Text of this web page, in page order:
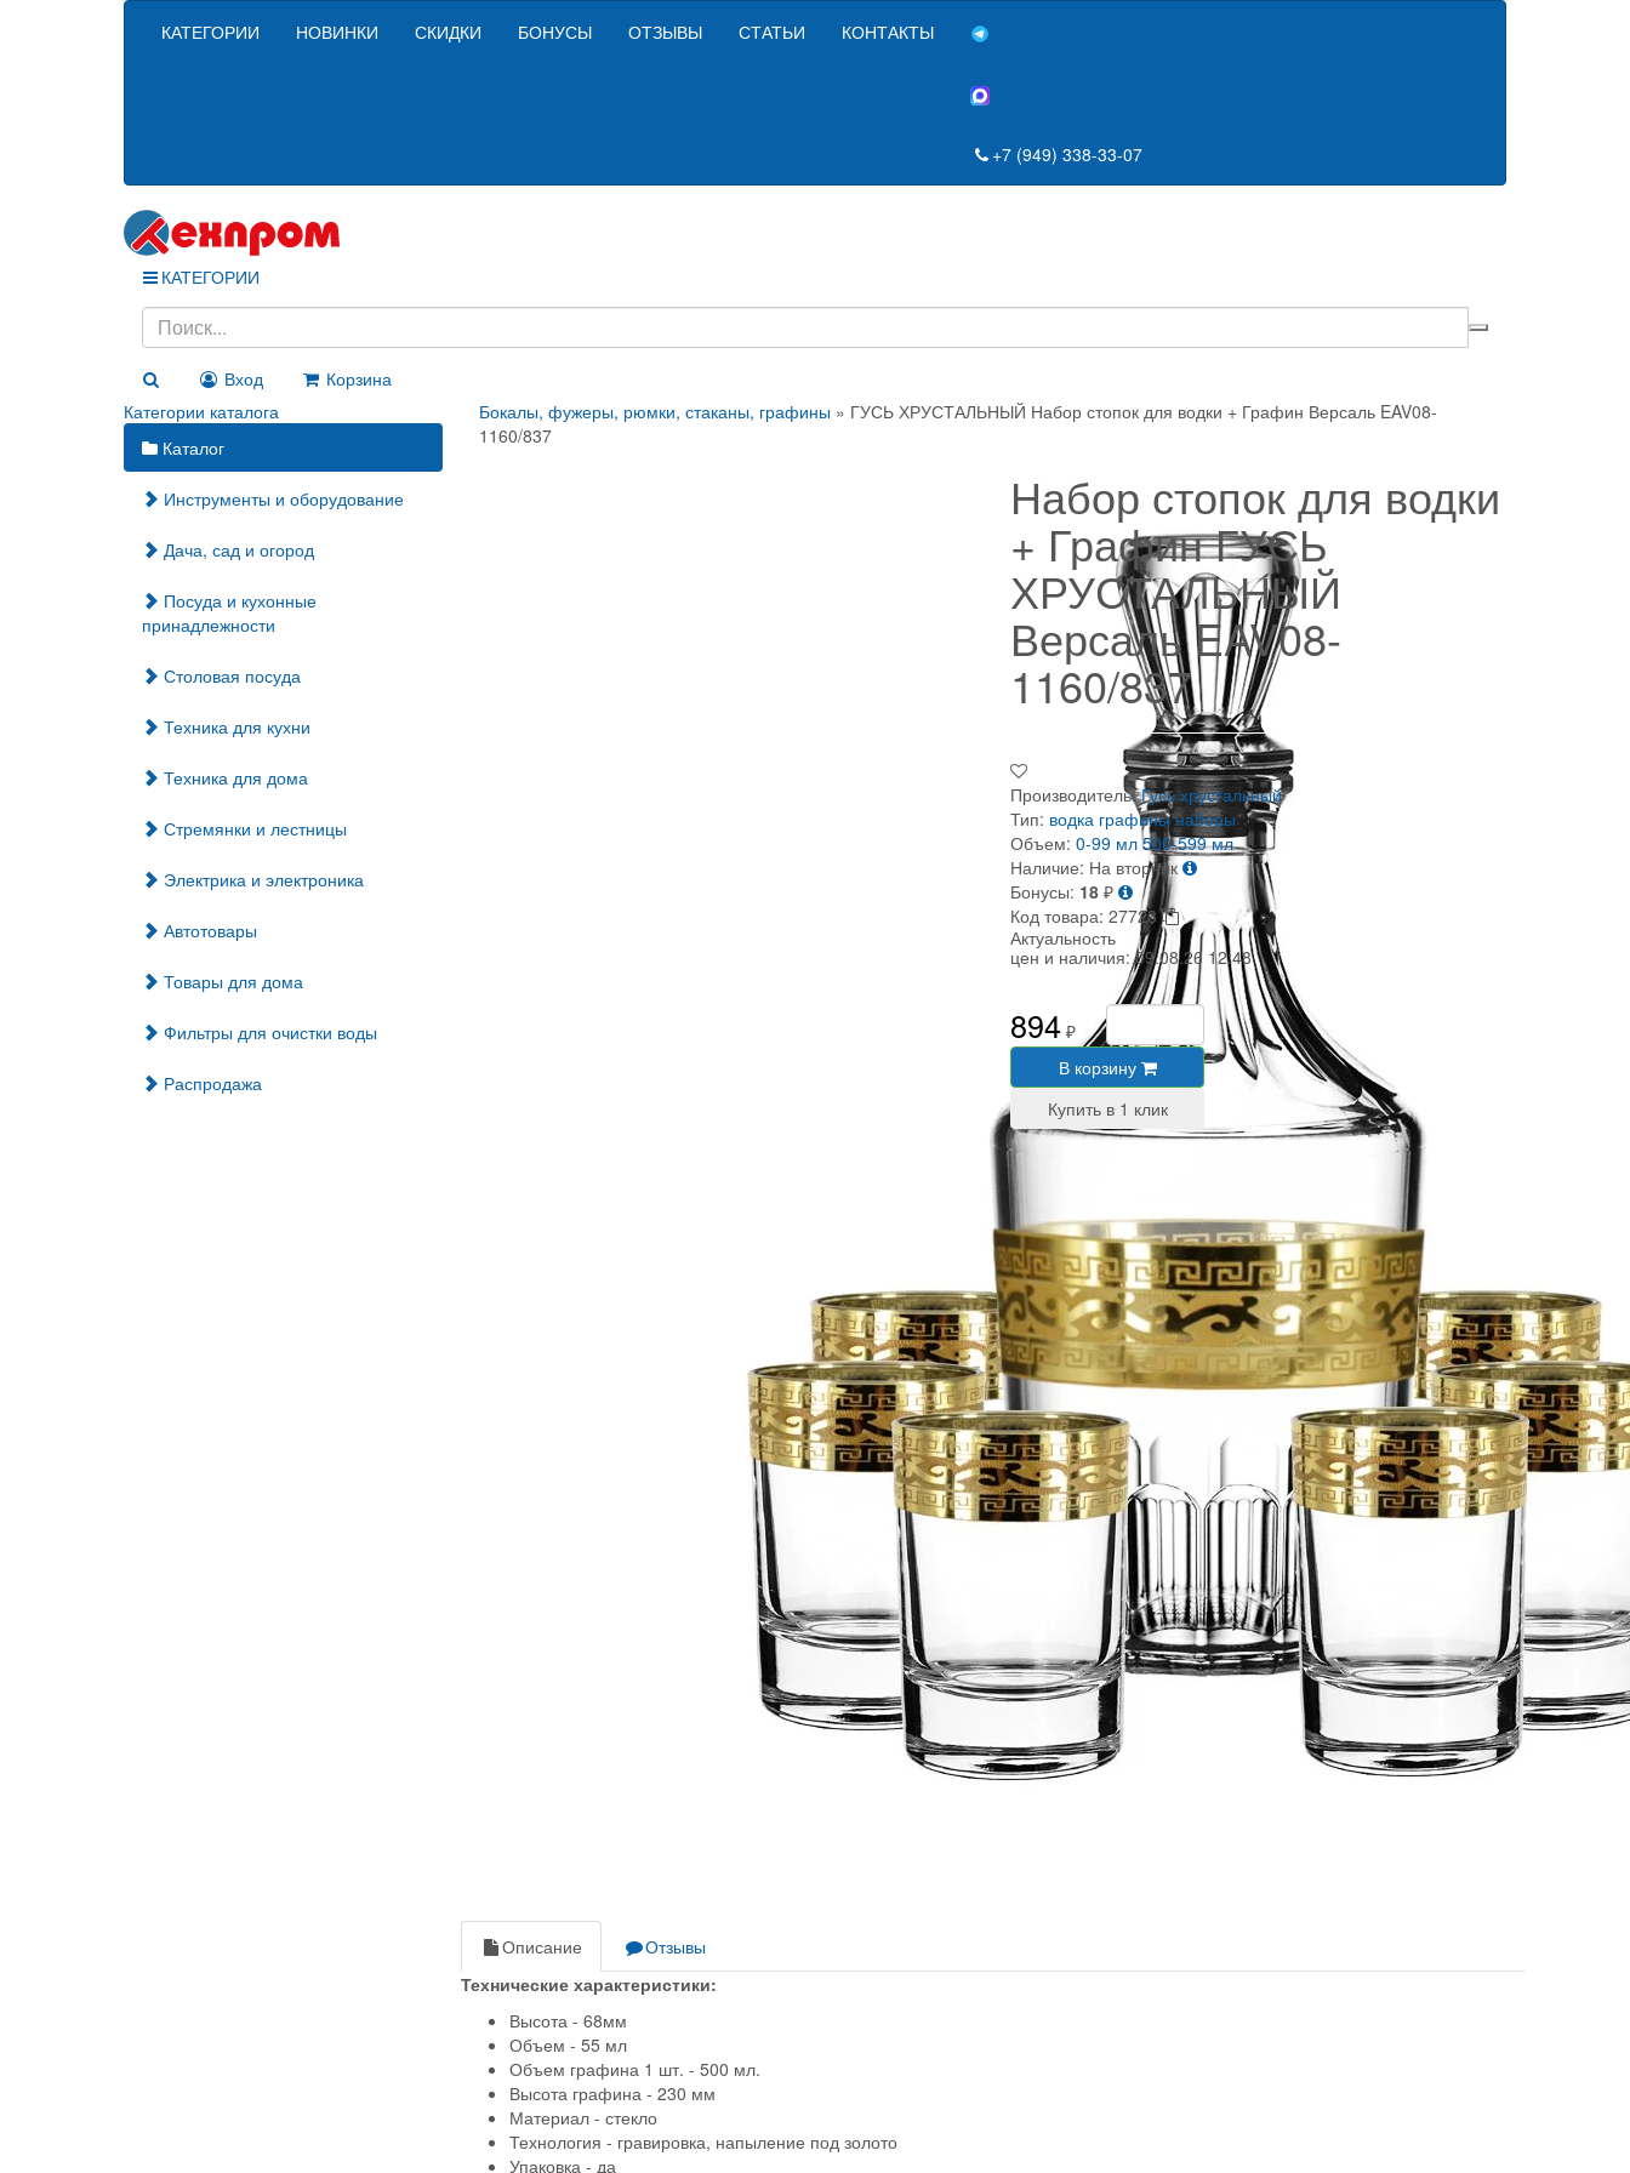
КАТЕГОРИИ НОВИНКИ СКИДКИ БОНУСЫ ОТЗЫВЫ СТАТЬИ КОНТАКТЫ
+7 (949) 338-33-07
КАТЕГОРИИ
Вход
Корзина
Категории каталога
Каталог
Инструменты и оборудование
Дача, сад и огород
Посуда и кухонные
принадлежности
Столовая посуда
Техника для кухни
Техника для дома
Стремянки и лестницы
Электрика и электроника
Автотовары
Товары для дома
Фильтры для очистки воды
Распродажа
Бокалы, фужеры, рюмки, стаканы, графины» ГУСЬ ХРУСТАЛЬНЫЙ Набор стопок для водки + Графин Версаль EAV08-
1160/837
Набор стопок для водки
+ Графин ГУСЬ
ХРУСТАЛЬНЫЙ
Версаль EAV08-
1160/837
Производитель: Гусь хрустальный
Тип: водка графины наборы
Объем: 0-99 мл 500-599 мл
Наличие: На вторник
Бонусы: 18 ₽
Код товара: 27723
Актуальность
цен и наличия:09.08.26 12:48
894 ₽
В корзину
Описание
Отзывы
Технические характеристики:
Высота - 68мм
Объем - 55 мл
Объем графина 1 шт. - 500 мл.
Высота графина - 230 мм
Материал - стекло
Технология - гравировка, напыление под золото
Упаковка - да